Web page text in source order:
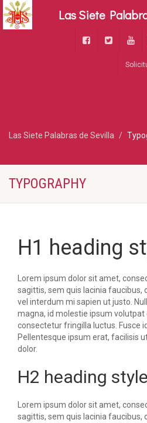
Las Siete Palabras de Sevilla
TYPOGRAPHY
H1 heading
Lorem ipsum dolor sit amet,
sagittis, sem quis lacinia faucibus,
vel interdum mi sapien ut justo.
magna, id molestie ipsum volutpat
consectetur fringilla luctus. Fusce
Pellentesque ipsum erat, facilisis
dolor.
H2 heading style
Lorem ipsum dolor sit amet,
sagittis, sem quis lacinia faucibus,
Las Siete